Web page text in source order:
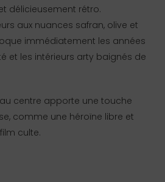
délicieusement rétro.
aux nuances safran, olive et
immédiatement les années
et les intérieurs arty baignés de
centre apporte une touche
comme une héroïne libre et
culte.